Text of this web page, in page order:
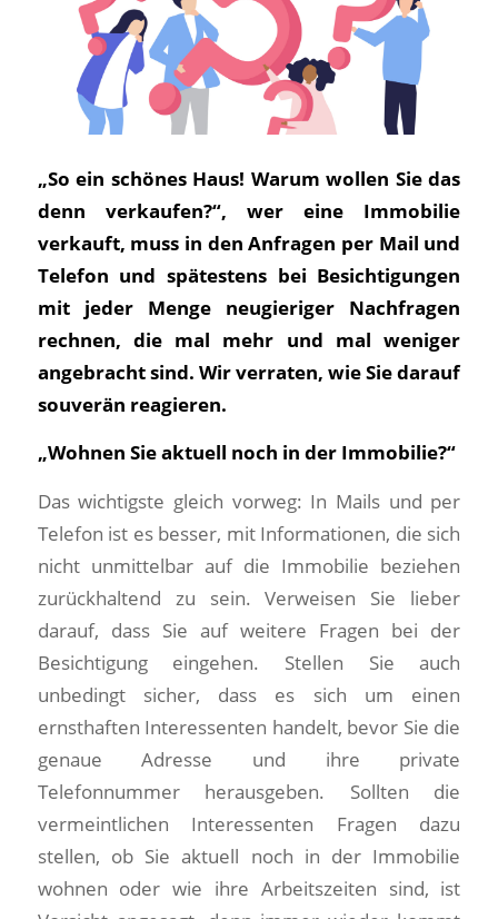
„So ein schönes Haus! Warum wollen Sie das
denn verkaufen?“, wer eine Immobilie
verkauft, muss in den Anfragen per Mail und
Telefon und spätestens bei Besichtigungen
mit jeder Menge neugieriger Nachfragen
rechnen, die mal mehr und mal weniger
angebracht sind. Wir verraten, wie Sie darauf
souverän reagieren.
„Wohnen Sie aktuell noch in der Immobilie?“
Das wichtigste gleich vorweg: In Mails und per
Telefon ist es besser, mit Informationen, die sich
nicht unmittelbar auf die Immobilie beziehen
zurückhaltend zu sein. Verweisen Sie lieber
darauf, dass Sie auf weitere Fragen bei der
Besichtigung eingehen. Stellen Sie auch
unbedingt sicher, dass es sich um einen
ernsthaften Interessenten handelt, bevor Sie die
genaue Adresse und ihre private
Telefonnummer herausgeben. Sollten die
vermeintlichen Interessenten Fragen dazu
stellen, ob Sie aktuell noch in der Immobilie
wohnen oder wie ihre Arbeitszeiten sind, ist